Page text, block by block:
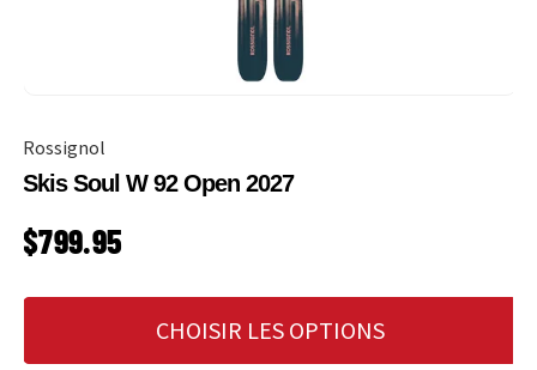
Rossignol
Skis Soul W 92 Open 2027
PRIX HABITUEL
$799.95
CHOISIR LES OPTIONS